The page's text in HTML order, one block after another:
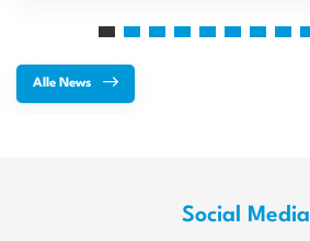
Alle News
Social Media